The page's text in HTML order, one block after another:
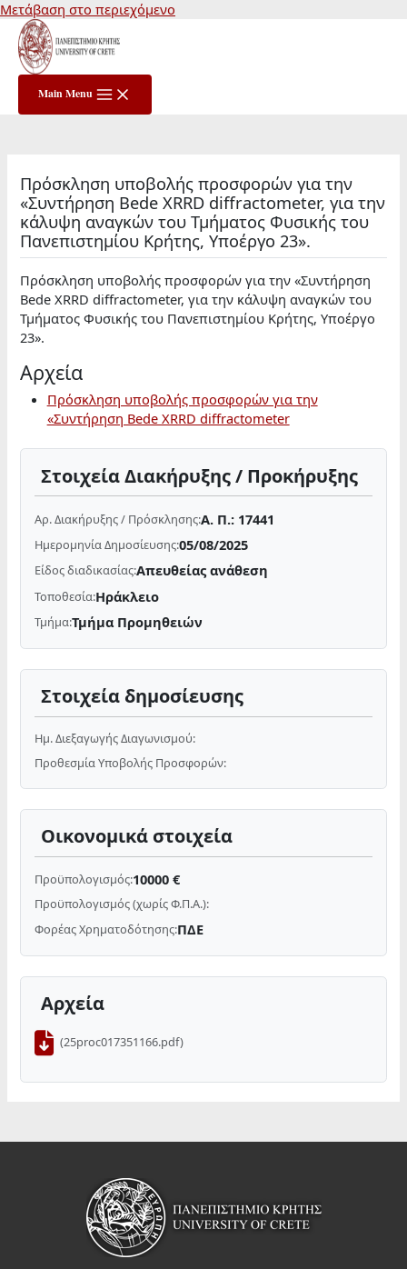
Μετάβαση στο περιεχόμενο
Main Menu
Πρόσκληση υποβολής προσφορών για την
«Συντήρηση Bede XRRD diffractometer, για την
κάλυψη αναγκών του Τμήματος Φυσικής του
Πανεπιστημίου Κρήτης, Υποέργο 23».
Πρόσκληση υποβολής προσφορών για την «Συντήρηση
Bede XRRD diffractometer, για την κάλυψη αναγκών του
Τμήματος Φυσικής του Πανεπιστημίου Κρήτης, Υποέργο
23».
Αρχεία
Πρόσκληση υποβολής προσφορών για την
«Συντήρηση Bede XRRD diffractometer
Στοιχεία Διακήρυξης / Προκήρυξης
Αρ. Διακήρυξης / Πρόσκλησης:Α. Π.: 17441
Ημερομηνία Δημοσίευσης:05/08/2025
Είδος διαδικασίας:Απευθείας ανάθεση
Τοποθεσία:Ηράκλειο
Τμήμα:Τμήμα Προμηθειών
Στοιχεία δημοσίευσης
Ημ. Διεξαγωγής Διαγωνισμού:
Προθεσμία Υποβολής Προσφορών:
Οικονομικά στοιχεία
Προϋπολογισμός:10000 €
Προϋπολογισμός (χωρίς Φ.Π.Α.):
Φορέας Χρηματοδότησης:ΠΔΕ
Αρχεία
(25proc017351166.pdf)